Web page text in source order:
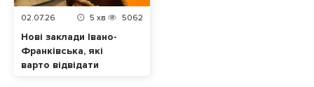
02.07.26 5 хв 5062
Нові заклади Івано-
Франківська, які
варто відвідати